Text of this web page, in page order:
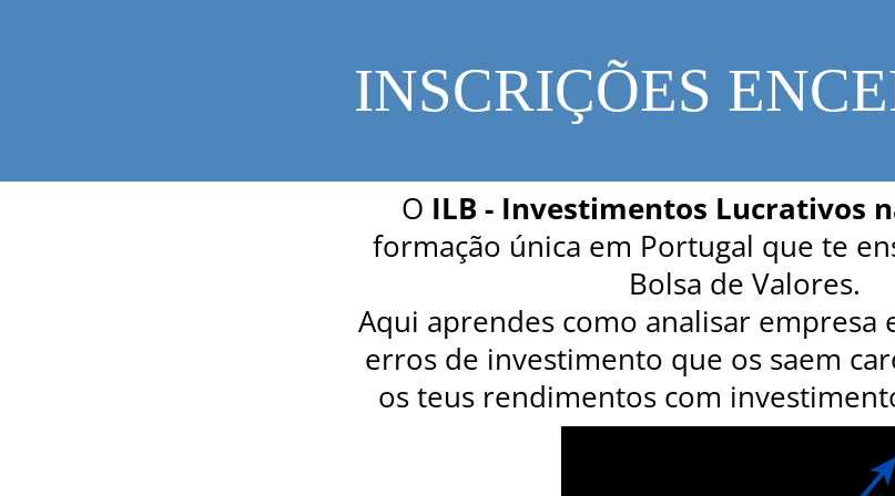
INSCRIÇÕES
O ILB - Investimentos Lucrativos
formação única em Portugal que te
Bolsa de Valores.
Aqui aprendes como analisar empresa
erros de investimento que os saem
os teus rendimentos com